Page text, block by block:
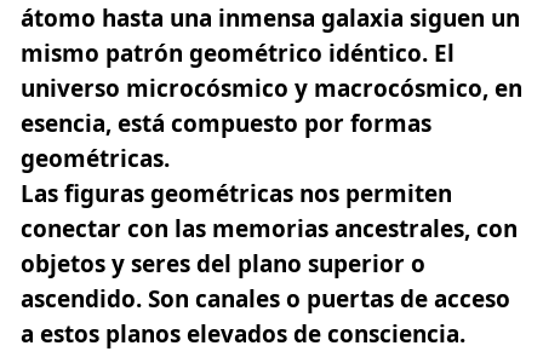
átomo hasta una inmensa galaxia siguen un
mismo patrón geométrico idéntico. El
universo microcósmico y macrocósmico, en
esencia, está compuesto por formas
geométricas.
Las figuras geométricas nos permiten
conectar con las memorias ancestrales, con
objetos y seres del plano superior o
ascendido. Son canales o puertas de acceso
a estos planos elevados de consciencia.